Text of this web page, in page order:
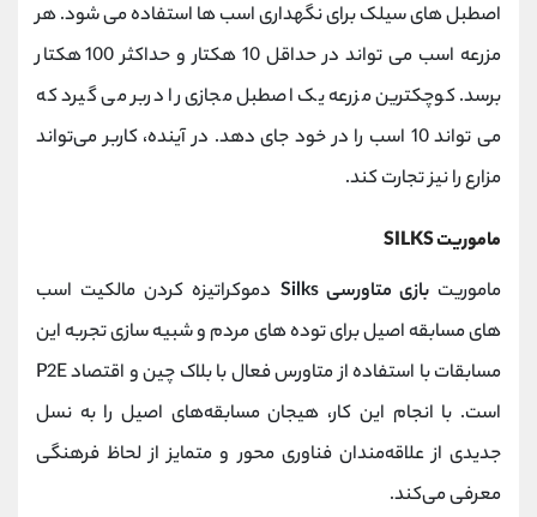
اصطبل های سیلک برای نگهداری اسب ها استفاده می شود. هر
مزرعه اسب می تواند در حداقل 10 هکتار و حداکثر 100 هکتار
برسد. کوچکترین مزرعه یک اصطبل مجازی را دربر می گیرد که
می تواند 10 اسب را در خود جای دهد. در آینده، کاربر می‌تواند
مزارع را نیز تجارت کند.
ماموریت SILKS
ماموریتبازی متاورسی Silks
دموکراتیزه کردن مالکیت اسب
های مسابقه اصیل برای توده های مردم و شبیه سازی تجربه این
مسابقات با استفاده از متاورس فعال با بلاک چین و اقتصاد P2E
است. با انجام این کار، هیجان مسابقه‌های اصیل را به نسل
جدیدی از علاقه‌مندان فناوری محور و متمایز از لحاظ فرهنگی
معرفی می‌کند.